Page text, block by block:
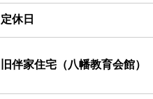
定休日
旧伴家住宅（八幡教育会館